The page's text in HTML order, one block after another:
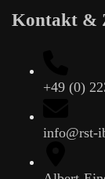
Kontakt &
+49 (0)
info@rst-